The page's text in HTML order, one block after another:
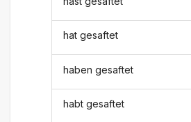
hat gesaftet
haben gesaftet
habt gesaftet